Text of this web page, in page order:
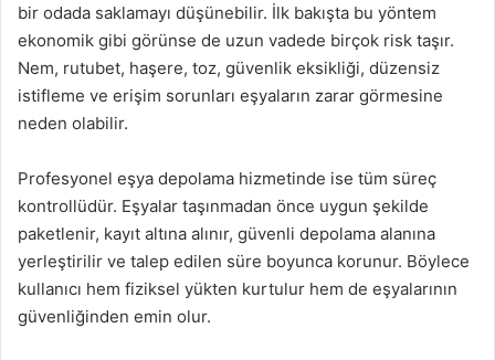
bir odada saklamayı düşünebilir. İlk bakışta bu yöntem
ekonomik gibi görünse de uzun vadede birçok risk taşır.
Nem, rutubet, haşere, toz, güvenlik eksikliği, düzensiz
istifleme ve erişim sorunları eşyaların zarar görmesine
neden olabilir.
Profesyonel eşya depolama hizmetinde ise tüm süreç
kontrollüdür. Eşyalar taşınmadan önce uygun şekilde
paketlenir, kayıt altına alınır, güvenli depolama alanına
yerleştirilir ve talep edilen süre boyunca korunur. Böylece
kullanıcı hem fiziksel yükten kurtulur hem de eşyalarının
güvenliğinden emin olur.